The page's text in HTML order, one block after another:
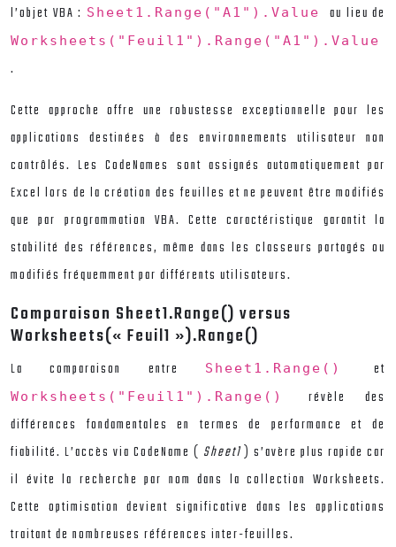
l’objet VBA : Sheet1.Range("A1").Value au lieu de
Worksheets("Feuil1").Range("A1").Value
.
Cette approche offre une robustesse exceptionnelle pour les
applications destinées à des environnements utilisateur non
contrôlés. Les CodeNames sont assignés automatiquement par
Excel lors de la création des feuilles et ne peuvent être modifiés
que par programmation VBA. Cette caractéristique garantit la
stabilité des références, même dans les classeurs partagés ou
modifiés fréquemment par différents utilisateurs.
Comparaison Sheet1.Range() versus
Worksheets(« Feuil1 »).Range()
La comparaison entre Sheet1.Range() et
Worksheets("Feuil1").Range() révèle des
différences fondamentales en termes de performance et de
fiabilité. L’accès via CodeName ( Sheet1) s’avère plus rapide car
il évite la recherche par nom dans la collection Worksheets.
Cette optimisation devient significative dans les applications
traitant de nombreuses références inter-feuilles.